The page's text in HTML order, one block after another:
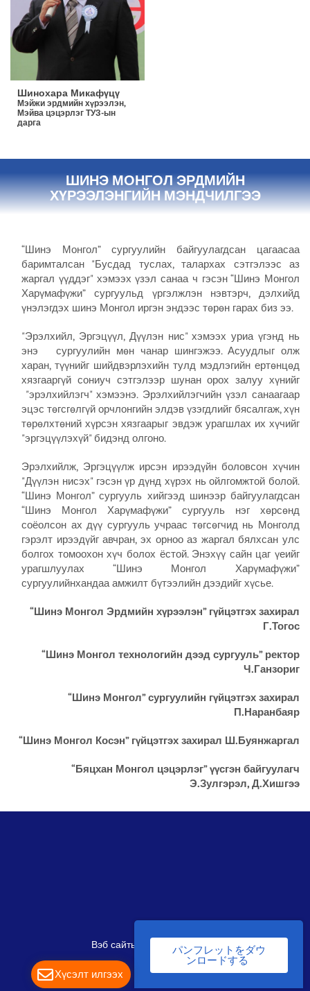
Шинохара Микафүцү
Мэйжи эрдмийн хүрээлэн,
Мэйва цэцэрлэг ТУЗ-ын
дарга
ШИНЭ МОНГОЛ ЭРДМИЙН
ХҮРЭЭЛЭНГИЙН МЭНДЧИЛГЭЭ
“Шинэ Монгол” сургуулийн байгуулагдсан цагаасаа
баримталсан "Бусдад туслах, талархах сэтгэлээс аз
жаргал үүддэг" хэмээх үзэл санаа ч гэсэн “Шинэ Монгол
Харүмафүжи” сургуульд үргэлжлэн нэвтэрч, дэлхийд
үнэлэгдэх шинэ Монгол иргэн эндээс төрөн гарах биз ээ.
"Эрэлхийл, Эргэцүүл, Дүүлэн нис" хэмээх уриа үгэнд нь
энэ сургуулийн мөн чанар шингэжээ. Асуудлыг олж
харан, түүнийг шийдвэрлэхийн тулд мэдлэгийн ертөнцөд
хязгааргүй сониуч сэтгэлээр шунан орох залуу хүнийг
"эрэлхийлэгч" хэмээнэ. Эрэлхийлэгчийн үзэл санаагаар
эцэс төгсгөлгүй орчлонгийн элдэв үзэгдлийг бясалгаж, хүн
төрөлхтөний хүрсэн хязгаарыг эвдэж урагшлах их хүчийг
"эргэцүүлэхүй" бидэнд олгоно.
Эрэлхийлж, Эргэцүүлж ирсэн ирээдүйн боловсон хүчин
"Дүүлэн нисэх" гэсэн үр дүнд хүрэх нь ойлгомжтой болой.
“Шинэ Монгол” сургууль хийгээд шинээр байгуулагдсан
“Шинэ Монгол Харүмафүжи” сургууль нэг хөрсөнд
соёолсон ах дүү сургууль учраас төгсөгчид нь Монголд
гэрэлт ирээдүйг авчран, эх орноо аз жаргал бялхсан улс
болгох томоохон хүч болох ёстой. Энэхүү сайн цаг үеийг
урагшлуулах “Шинэ Монгол Харүмафүжи”
сургуулийнхандаа амжилт бүтээлийн дээдийг хүсье.
“Шинэ Монгол Эрдмийн хүрээлэн” гүйцэтгэх захирал
Г.Тогос
“Шинэ Монгол технологийн дээд сургууль” ректор
Ч.Ганзориг
“Шинэ Монгол” сургуулийн гүйцэтгэх захирал
П.Наранбаяр
“Шинэ Монгол Косэн” гүйцэтгэх захирал Ш.Буянжаргал
“Бяцхан Монгол цэцэрлэг” үүсгэн байгуулагч
Э.Зулгэрэл, Д.Хишгээ
パンフレットをダウ
ンロードする
Вэб сайтыг: Грийн софт ХХК
Дуудлагын төв
Хүсэлт илгээх